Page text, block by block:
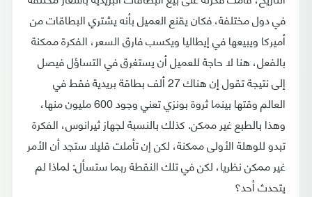
في دول مختلفة، فكان يقنع العميل بأنه يشتري البطاقات من
أميركا ويبيعها في إيطاليا ويكسب فارق السعر، الفكرة ممكنة
بالفعل، هنا لا حاجة للعميل أن يستغرق في التساؤل فيصل
إلى نتيجة تقول إن هناك 27 ألف بطاقة بريدية فقط في
العالم وقتها بينما ثروة بونزي تعني وجود 600 مليون منها،
وهذا بالطبع غير ممكن. كذلك بالنسبة لجهاز ثيرانوس، الفكرة
تبدو للوهلة الأولى ممكنة، لكن إن تأملت قليلا ستجد أن الأمر
غير ممكن نظريا، لكن في تلك النقطة ربما ستسأل: لماذا لم
يتحدث أحد؟